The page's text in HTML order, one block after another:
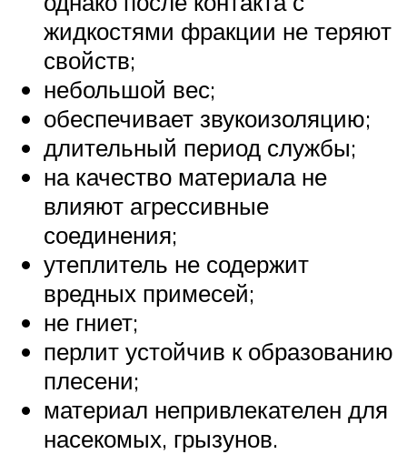
жидкостями фракции не теряют
свойств;
небольшой вес;
обеспечивает звукоизоляцию;
длительный период службы;
на качество материала не
влияют агрессивные
соединения;
утеплитель не содержит
вредных примесей;
не гниет;
перлит устойчив к образованию
плесени;
материал непривлекателен для
насекомых, грызунов.